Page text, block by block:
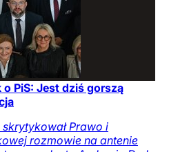
PiS: Jest dziś gorszą
Prawo i
rozmowie na antenie